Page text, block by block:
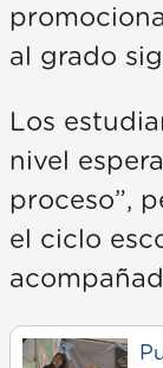
al grado
Los
nivel
proceso”,
el ciclo